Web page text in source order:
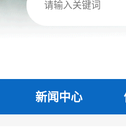
新闻中心